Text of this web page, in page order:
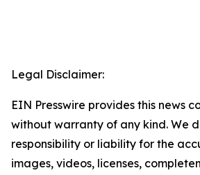
Legal Disclaimer:
EIN Presswire provides this news
without warranty of any kind. We
responsibility or liability for the
images, videos, licenses,